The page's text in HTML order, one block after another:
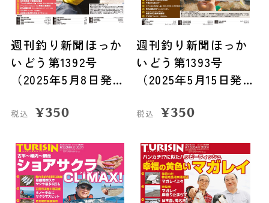
週刊釣り新聞ほっか
いどう第1392号
（2025年5月8日発
税込 ¥350
週刊釣り新聞ほっか
いどう第1393号
（2025年5月15日発
税込 ¥350